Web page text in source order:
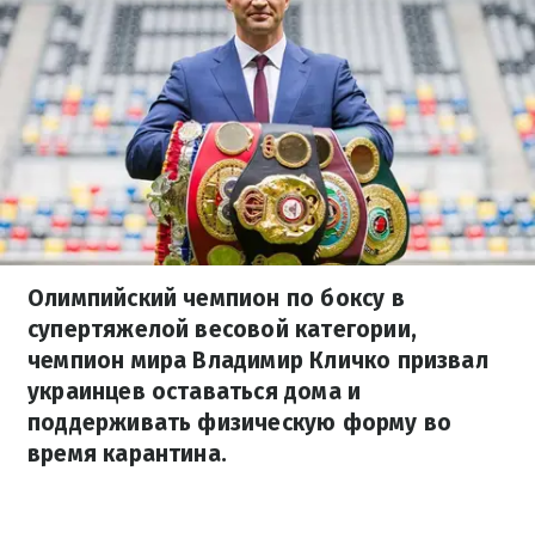
Олимпийский чемпион по боксу в
супертяжелой весовой категории,
чемпион мира Владимир Кличко призвал
украинцев оставаться дома и
поддерживать физическую форму во
время карантина.